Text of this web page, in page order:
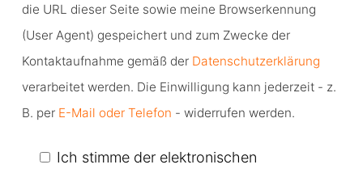
continue.
die URL dieser Seite sowie meine Browserkennung
(User Agent) gespeichert und zum Zwecke der
Kontaktaufnahme gemäß der Datenschutzerklärung
verarbeitet werden. Die Einwilligung kann jederzeit - z.
B. per E-Mail oder Telefon - widerrufen werden.
Ich stimme der elektronischen